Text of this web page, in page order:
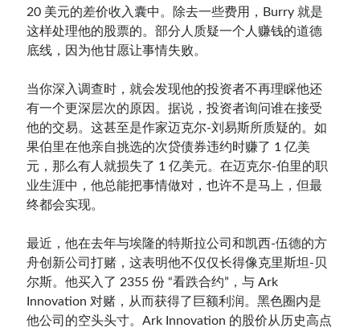
20 美元的差价收入囊中。除去一些费用，Burry 就是
这样处理他的股票的。部分人质疑一个人赚钱的道德
底线，因为他甘愿让事情失败。
当你深入调查时，就会发现他的投资者不再理睬他还
有一个更深层次的原因。据说，投资者询问谁在接受
他的交易。这甚至是作家迈克尔-刘易斯所质疑的。如
果伯里在他亲自挑选的次贷债券违约时赚了 1 亿美
元，那么有人就损失了 1 亿美元。在迈克尔-伯里的职
业生涯中，他总能把事情做对，也许不是马上，但最
终都会实现。
最近，他在去年与埃隆的特斯拉公司和凯西-伍德的方
舟创新公司打赌，这表明他不仅仅长得像克里斯坦-贝
尔斯。他买入了 2355 份 “看跌合约”，与 Ark
Innovation 对赌，从而获得了巨额利润。黑色圈内是
他公司的空头头寸。Ark Innovation 的股价从历史高点